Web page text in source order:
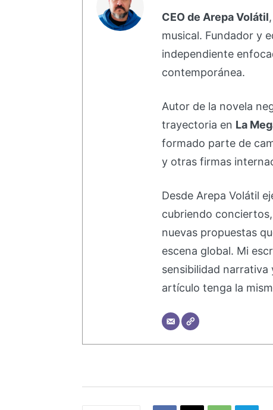
CEO de Arepa Volátil
musical. Fundador y
independiente
contemporánea.
Autor de la novela
trayectoria en La
formado parte de
y otras firmas
Desde Arepa Volátil
cubriendo
nuevas propuestas
escena global. Mi
sensibilidad narrativa
artículo tenga la